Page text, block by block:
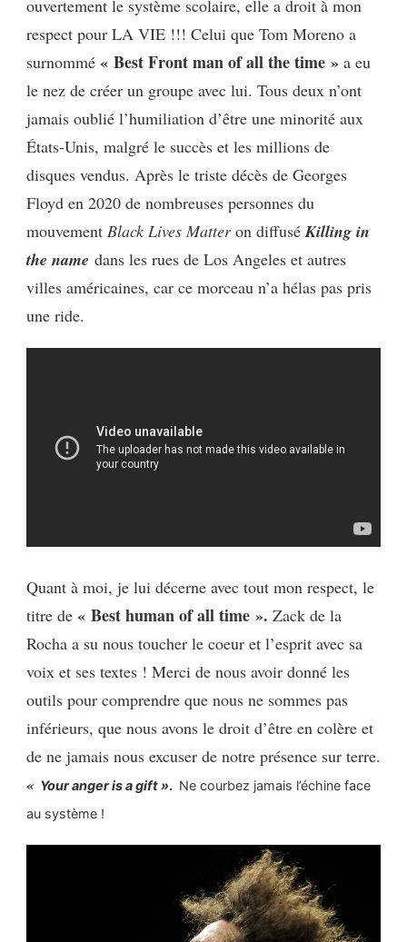
ouvertement le système scolaire, elle a droit à mon
respect pour LA VIE !!! Celui que Tom Moreno a
surnommé « Best Front man of all the time » a eu
le nez de créer un groupe avec lui. Tous deux n’ont
jamais oublié l’humiliation d’être une minorité aux
États-Unis, malgré le succès et les millions de
disques vendus. Après le triste décès de Georges
Floyd en 2020 de nombreuses personnes du
mouvement Black Lives Matteron diffuséKilling in
the name dans les rues de Los Angeles et autres
villes américaines, car ce morceau n’a hélas pas pris
une ride.
Quant à moi, je lui décerne avec tout mon respect, le
titre de « Best human of all time ». Zack de la
Rocha a su nous toucher le coeur et l’esprit avec sa
voix et ses textes ! Merci de nous avoir donné les
outils pour comprendre que nous ne sommes pas
inférieurs, que nous avons le droit d’être en colère et
de ne jamais nous excuser de notre présence sur terre.
« Your anger is a gift ». Ne courbez jamais l’échine face
au système !